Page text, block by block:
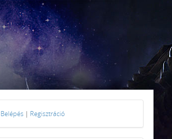
Belépés | Regisztráció